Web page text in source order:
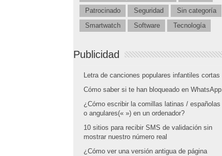
Patrocinado
Seguridad
Sin categoría
Smartwatch
Software Tecnología
Publicidad
Letra de canciones populares infantiles cortas
Cómo saber si te han bloqueado en WhatsApp
¿Cómo escribir la comillas latinas / españolas
o angulares(« ») en un ordenador?
10 sitios para recibir SMS de validación sin
mostrar nuestro número real
¿Cómo ver una versión antigua de página